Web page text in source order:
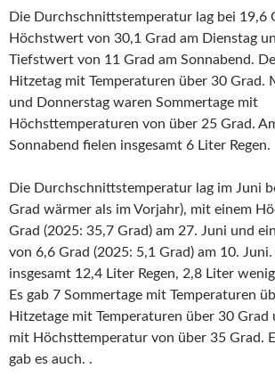
Die Durchschnittstemperatur lag bei 19,6
Höchstwert von 30,1 Grad am Dienstag
Tiefstwert von 11 Grad am Sonnabend.
Hitzetag mit Temperaturen über 30
und Donnerstag waren Sommertage mit
Höchsttemperaturen von über 25 Grad.
Sonnabend fielen insgesamt 6 Liter Regen.
Die Durchschnittstemperatur lag im Juni
Grad wärmer als im Vorjahr), mit einem
Grad (2025: 35,7 Grad) am 27. Juni und
von 6,6 Grad (2025: 5,1 Grad) am 10. Juni.
insgesamt 12,4 Liter Regen, 2,8 Liter
Es gab 7 Sommertage mit Temperaturen
Hitzetage mit Temperaturen über 30
mit Höchsttemperatur von über 35 Grad.
gab es auch. .